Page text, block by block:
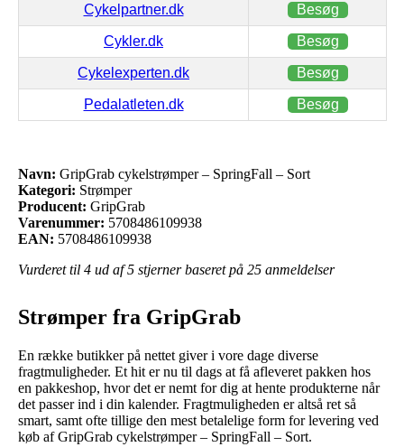
Cykelpartner.dk Besøg
Cykler.dk Besøg
Cykelexperten.dk Besøg
Pedalatleten.dk Besøg
Navn: GripGrab cykelstrømper – SpringFall – Sort
Kategori: Strømper
Producent: GripGrab
Varenummer: 5708486109938
EAN: 5708486109938
Vurderet til 4 ud af 5 stjerner baseret på 25 anmeldelser
Strømper fra GripGrab
En række butikker på nettet giver i vore dage diverse
fragtmuligheder. Et hit er nu til dags at få afleveret pakken hos
en pakkeshop, hvor det er nemt for dig at hente produkterne når
det passer ind i din kalender. Fragtmuligheden er altså ret så
smart, samt ofte tillige den mest betalelige form for levering ved
køb af GripGrab cykelstrømper – SpringFall – Sort.